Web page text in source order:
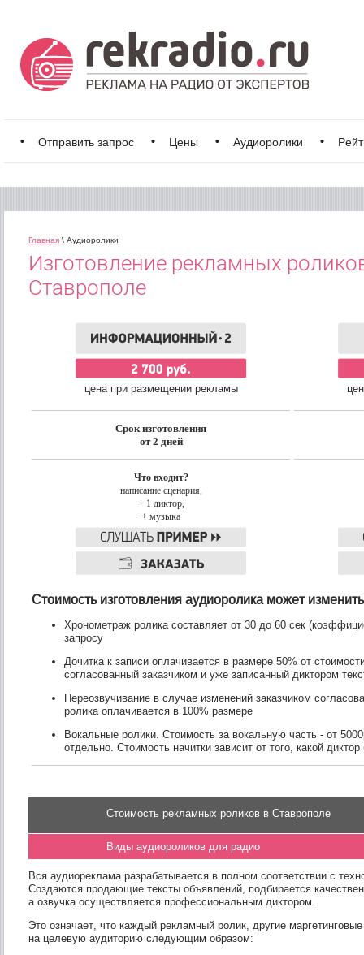
Отправить запрос Цены Аудиоролики
Главная \ Аудиоролики
Изготовление рекламных
Ставрополе
цена при размещении рекламы
Срок изготовления
от 2 дней
Что входит?
написание сценария,
+ 1 диктор,
+ музыка
Стоимость изготовления аудиоролика может
Хронометраж ролика составляет от 30 до 60 сек
запросу
Дочитка к записи оплачивается в размере 50% от
согласованный заказчиком и уже записанный диктором
Переозвучивание в случае изменений заказчиком
ролика оплачивается в 100% размере
Вокальные ролики. Стоимость за вокальную часть - от
отдельно. Стоимость начитки зависит от того, какой диктор
Стоимость рекламных роликов в Ставрополе
Виды аудиороликов для радио
Вся аудиореклама разрабатывается в полном соответствии с
Создаются продающие тексты объявлений, подбирается
а озвучка осуществляется профессиональным диктором.
Это означает, что каждый рекламный ролик, другие
на целевую аудиторию следующим образом: